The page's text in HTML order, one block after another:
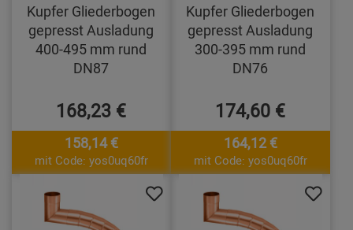
Kupfer Gliederbogen
gepresst Ausladung
400-495 mm rund
DN87
168,23 €
158,14 €
mit Code: yos0uq60fr
Kupfer Gliederbogen
gepresst Ausladung
300-395 mm rund
DN76
174,60 €
164,12 €
mit Code: yos0uq60fr